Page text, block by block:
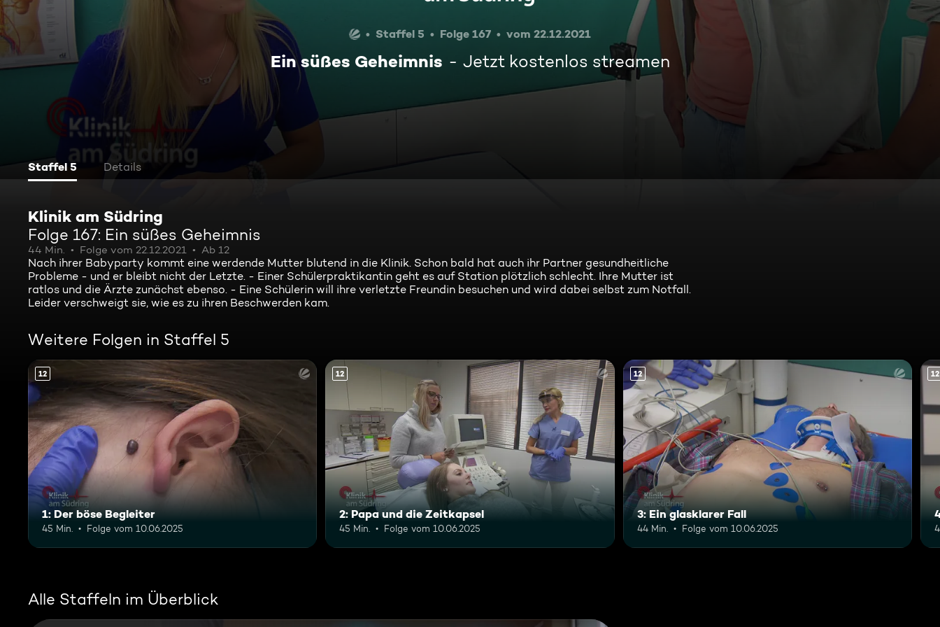
Staffel 5 Folge 167 vom 22.12.2021
Ein süßes Geheimnis Jetzt kostenlos streamen
Staffel 5 Details
Klinik am Südring
Folge 167: Ein süßes Geheimnis
44 Min. Folge vom 22.12.2021 Ab 12
Nach ihrer Babyparty kommt eine werdende Mutter blutend in die Klinik. Schon bald hat auch ihr Partner gesundheitliche
Probleme - und er bleibt nicht der Letzte. - Einer Schülerpraktikantin geht es auf Station plötzlich schlecht. Ihre Mutter ist
ratlos und die Ärzte zunächst ebenso. - Eine Schülerin will ihre verletzte Freundin besuchen und wird dabei selbst zum Notfall.
Leider verschweigt sie, wie es zu ihren Beschwerden kam.
Weitere Folgen in Staffel 5
12
1: Der böse Begleiter
45 Min. Folge vom 10.06.2025
12
2: Papa und die Zeitkapsel
45 Min. Folge vom 10.06.2025
12
3: Ein glasklarer Fall
44 Min. Folge vom 10.06.2025
12
Alle Staffeln im Überblick